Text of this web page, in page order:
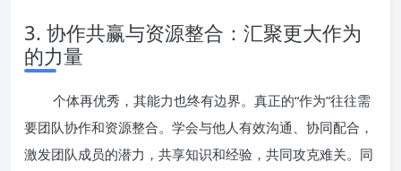
3. 协作共赢与资源整合：汇聚更大作为
的力量
个体再优秀，其能力也终有边界。真正的“作为”往往需
要团队协作和资源整合。学会与他人有效沟通、协同配合，
激发团队成员的潜力，共享知识和经验，共同攻克难关。同